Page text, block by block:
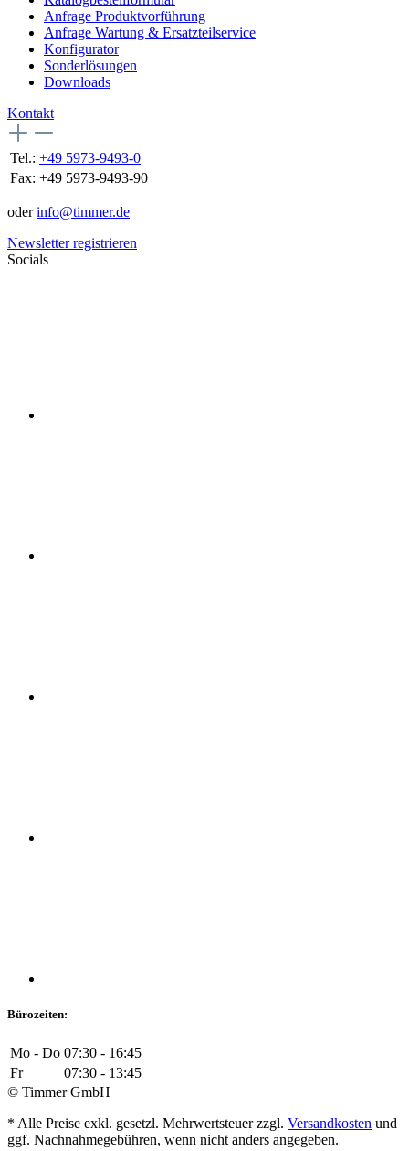
Anfrage Produktvorführung
Anfrage Wartung & Ersatzteilservice
Konfigurator
Sonderlösungen
Downloads
Kontakt
Tel.: +49 5973-9493-0
Fax: +49 5973-9493-90
oderinfo@timmer.de
Newsletter registrieren
Socials
Bürozeiten:
Mo - Do 07:30 - 16:45
Fr
07:30 - 13:45
© Timmer GmbH
* Alle Preise exkl. gesetzl. Mehrwertsteuer zzgl. Versandkosten und
ggf. Nachnahmegebühren, wenn nicht anders angegeben.